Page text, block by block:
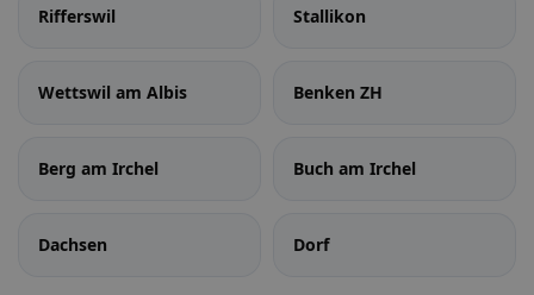
Rifferswil Stallikon
Wettswil am Albis Benken ZH
Berg am Irchel Buch am Irchel
Dachsen Dorf